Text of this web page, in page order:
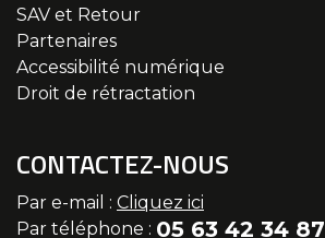
SAV et Retour
Partenaires
Accessibilité numérique
Droit de rétractation
CONTACTEZ-NOUS
Par e-mail : Cliquez ici
Par téléphone : 05 63 42 34 87